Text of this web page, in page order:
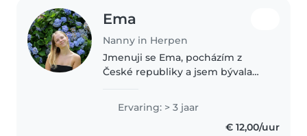
Ema
Nanny in Herpen
Jmenuji se Ema, pocházím z
České republiky a jsem bývala
Amsterdamu. Sháním dočasný
přivýdělek, než budu mít stálou
práci. Mám zkušenosti s péčí o
Ervaring: > 3 jaar
€ 12,00/uur